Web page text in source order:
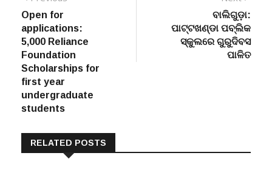
navigation
Open for
applications:
5,000 Reliance
Foundation
Scholarships for
first year
undergraduate
students
ବାଲିଗୁଡ଼ା:
ପାଟ୍ଟଖଣ୍ଡା ପବ୍ଲିକ
ସ୍କୁଲରେ ଗୁରୁଦିବସ
ପାଳିତ